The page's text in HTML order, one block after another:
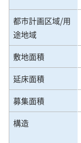
都市計画区域/用
途地域
敷地面積
延床面積
募集面積
構造